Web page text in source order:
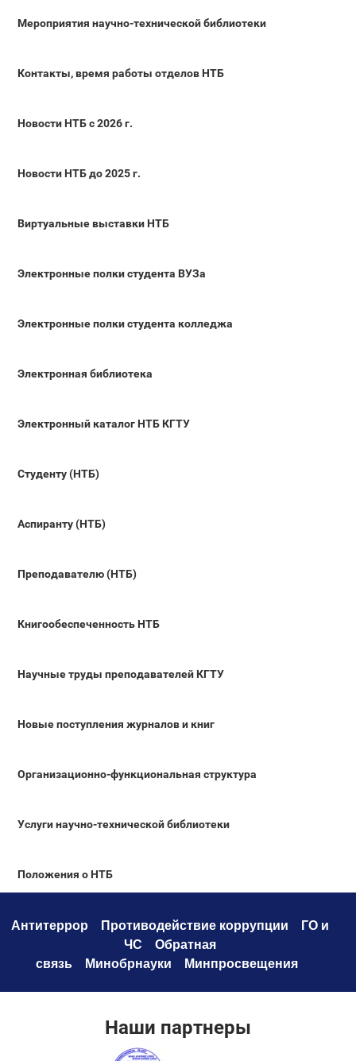
Мероприятия научно-технической библиотеки
Контакты, время работы отделов НТБ
Новости НТБ с 2026 г.
Новости НТБ до 2025 г.
Виртуальные выставки НТБ
Электронные полки студента ВУЗа
Электронные полки студента колледжа
Электронная библиотека
Электронный каталог НТБ КГТУ
Студенту (НТБ)
Аспиранту (НТБ)
Преподавателю (НТБ)
Книгообеспеченность НТБ
Научные труды преподавателей КГТУ
Новые поступления журналов и книг
Организационно-функциональная структура
Услуги научно-технической библиотеки
Положения о НТБ
Антитеррор Противодействие коррупции
ГО и
ЧС
Обратная
связь
Минобрнауки Минпросвещения
Наши партнеры